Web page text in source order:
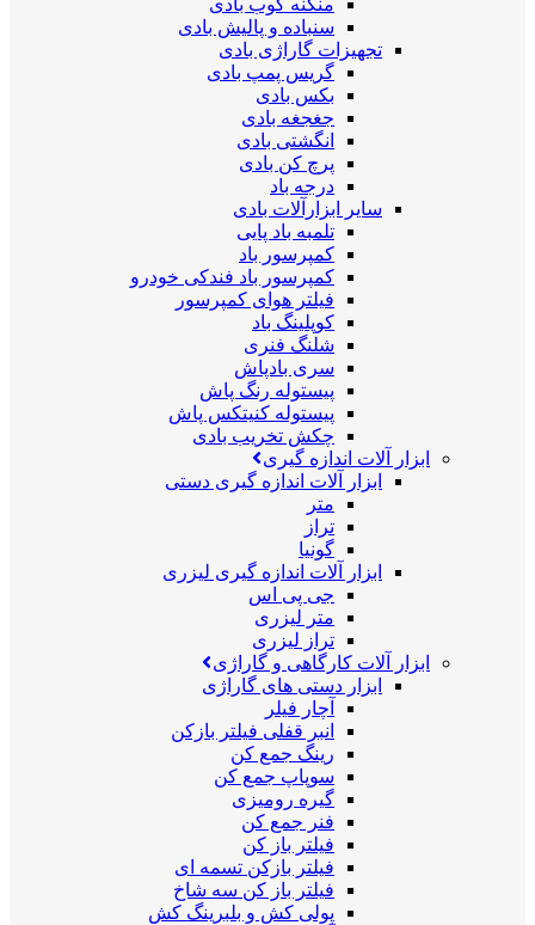
منگنه کوب بادی
سنباده و پالیش بادی
تجهیزات گاراژی بادی
گریس پمپ بادی
بکس بادی
جغجغه بادی
انگشتی بادی
پرچ کن بادی
درجه باد
سایر ابزارآلات بادی
تلمبه باد پایی
کمپرسور باد
کمپرسور باد فندکی خودرو
فیلتر هوای کمپرسور
کوپلینگ باد
شلنگ فنری
سری بادپاش
پیستوله رنگ پاش
پیستوله کنیتکس پاش
چکش تخریب بادی
ابزار آلات اندازه گیری
ابزار آلات اندازه گیری دستی
متر
تراز
گونیا
ابزار آلات اندازه گیری لیزری
جی پی اس
متر لیزری
تراز لیزری
ابزار آلات کارگاهی و گاراژی
ابزار دستی های گاراژی
آچار فیلر
انبر قفلی فیلتر بازکن
رینگ جمع کن
سوپاپ جمع کن
گیره رومیزی
فنر جمع کن
فیلتر باز کن
فیلتر بازکن تسمه ای
فیلتر باز کن سه شاخ
پولی کش و بلبرینگ کش